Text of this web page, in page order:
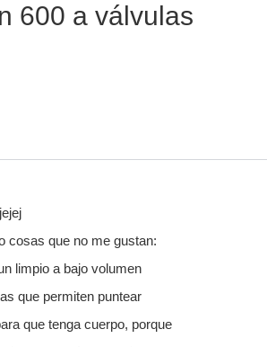
600 a válvulas
cosas que no me gustan:
limpio a bajo volumen
que permiten puntear
que tenga cuerpo, porque